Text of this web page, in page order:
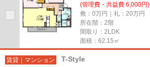
(管理費・共益費 6,000円)
敷：0万円｜礼：20万円
所在階：2階
間取り：2LDK
面積：62.15㎡
賃貸｜マンション T-Style